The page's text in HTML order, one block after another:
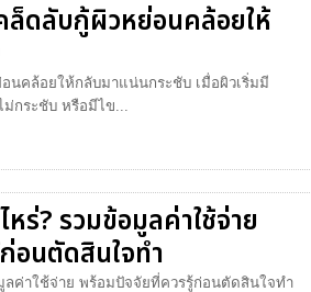
ล็ดลับกู้ผิวหย่อนคล้อยให้
นคล้อยให้กลับมาแน่นกระชับ เมื่อผิวเริ่มมี
ระชับ หรือมีไข...
ร่? รวมข้อมูลค่าใช้จ่าย
อนตัดสินใจทำ
ลค่าใช้จ่าย พร้อมปัจจัยที่ควรรู้ก่อนตัดสินใจทำ